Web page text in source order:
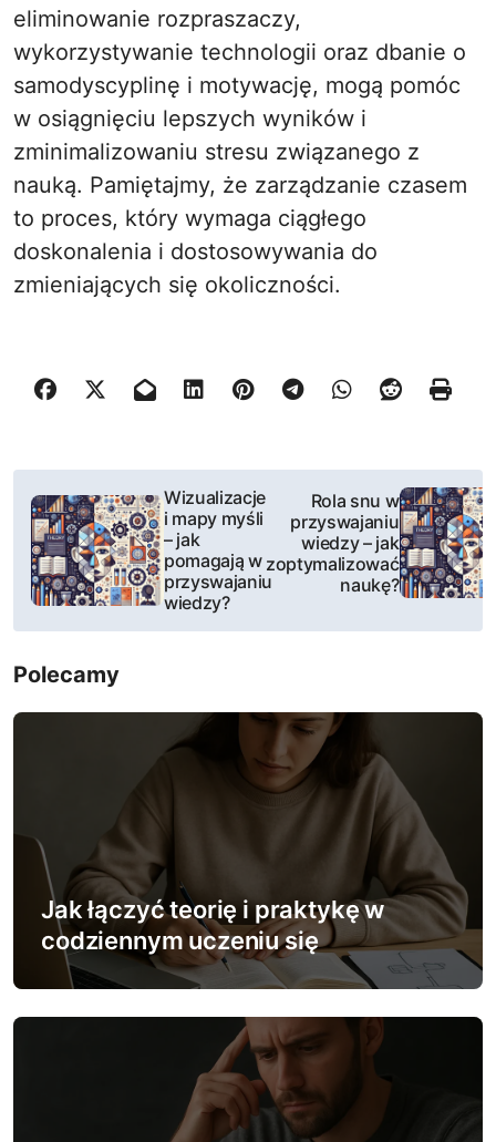
eliminowanie rozpraszaczy,
wykorzystywanie technologii oraz dbanie o
samodyscyplinę i motywację, mogą pomóc
w osiągnięciu lepszych wyników i
zminimalizowaniu stresu związanego z
nauką. Pamiętajmy, że zarządzanie czasem
to proces, który wymaga ciągłego
doskonalenia i dostosowywania do
zmieniających się okoliczności.
N
w
i
g
a
i
s
Wizualizacje
i mapy myśli
– jak
pomagają w
przyswajaniu
wiedzy?
Rola snu w
przyswajaniu
wiedzy – jak
zoptymalizować
naukę?
Polecamy
Jak łączyć teorię i praktykę w
codziennym uczeniu się